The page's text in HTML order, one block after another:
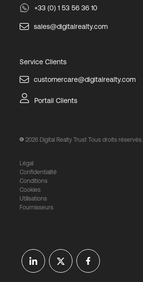
+33 (0) 1 53 56 36 10
sales@digitalrealty.com
Service Clients
customercare@digitalrealty.com
Portail Clients
2026 Digital Realty Trust Tous droits réservés.
Légal
Confidentialité
Conditions
Cookies
Utilisations
Fournisseurs